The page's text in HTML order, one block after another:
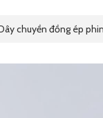
chuyền đồng ép